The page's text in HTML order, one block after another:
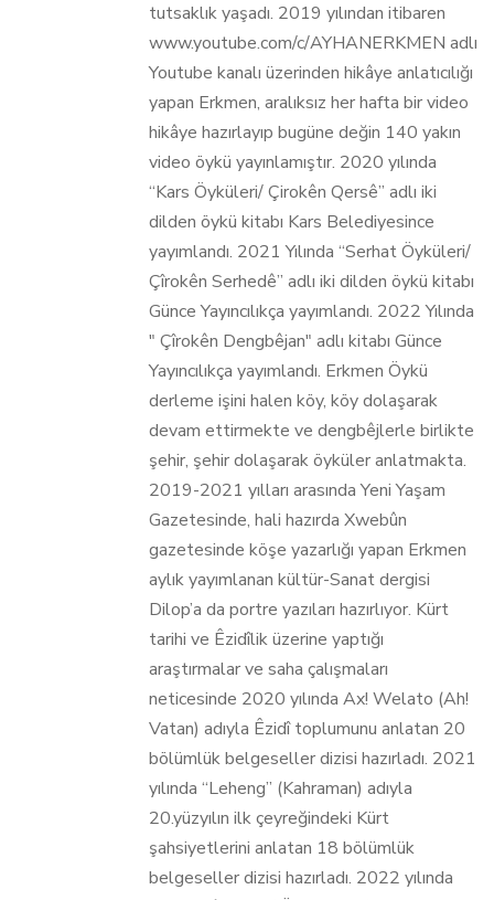
tutsaklık yaşadı. 2019 yılından itibaren
www.youtube.com/c/AYHANERKMEN adlı
Youtube kanalı üzerinden hikâye anlatıcılığı
yapan Erkmen, aralıksız her hafta bir video
hikâye hazırlayıp bugüne değin 140 yakın
video öykü yayınlamıştır. 2020 yılında
“Kars Öyküleri/ Çirokên Qersê” adlı iki
dilden öykü kitabı Kars Belediyesince
yayımlandı. 2021 Yılında “Serhat Öyküleri/
Çîrokên Serhedê” adlı iki dilden öykü kitabı
Günce Yayıncılıkça yayımlandı. 2022 Yılında
" Çîrokên Dengbêjan" adlı kitabı Günce
Yayıncılıkça yayımlandı. Erkmen Öykü
derleme işini halen köy, köy dolaşarak
devam ettirmekte ve dengbêjlerle birlikte
şehir, şehir dolaşarak öyküler anlatmakta.
2019-2021 yılları arasında Yeni Yaşam
Gazetesinde, hali hazırda Xwebûn
gazetesinde köşe yazarlığı yapan Erkmen
aylık yayımlanan kültür-Sanat dergisi
Dilop’a da portre yazıları hazırlıyor. Kürt
tarihi ve Êzidîlik üzerine yaptığı
araştırmalar ve saha çalışmaları
neticesinde 2020 yılında Ax! Welato (Ah!
Vatan) adıyla Êzidî toplumunu anlatan 20
bölümlük belgeseller dizisi hazırladı. 2021
yılında “Leheng” (Kahraman) adıyla
20.yüzyılın ilk çeyreğindeki Kürt
şahsiyetlerini anlatan 18 bölümlük
belgeseller dizisi hazırladı. 2022 yılında